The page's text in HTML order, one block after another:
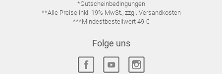
*Gutscheinbedingungen
**Alle Preise inkl. 19% MwSt., zzgl. Versandkosten
***Mindestbestellwert 49 €
Folge uns